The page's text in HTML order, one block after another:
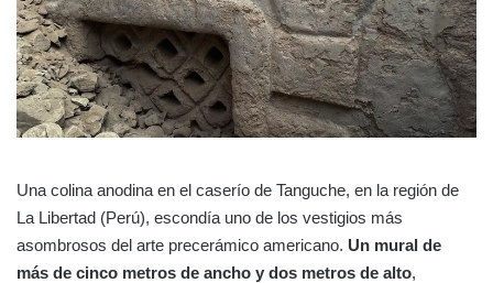
Una colina anodina en el caserío de Tanguche, en la región de
La Libertad (Perú), escondía uno de los vestigios más
asombrosos del arte precerámico americano. Un mural de
más de cinco metros de ancho y dos metros de alto,